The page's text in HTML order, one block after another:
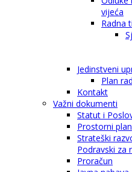
vijeća
Radna
Jedinstveni
Plan
Kontakt
Važni dokumenti
Statut i
Prostorni plan
Strateški
Podravski za
Proračun